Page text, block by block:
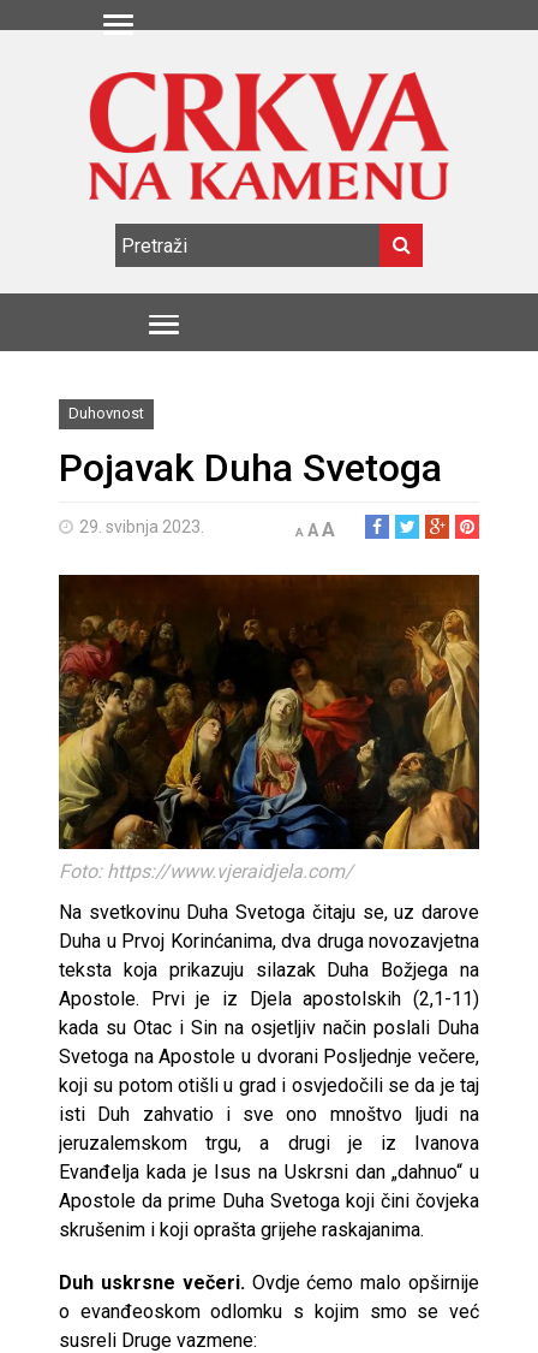
Duhovnost
Pojavak Duha Svetoga
29. svibnja 2023. A AA
Foto: https://www.vjeraidjela.com/
Na svetkovinu Duha Svetoga čitaju se, uz darove
Duha u Prvoj Korinćanima, dva druga novozavjetna
teksta koja prikazuju silazak Duha Božjega na
Apostole. Prvi je iz Djela apostolskih (2,1-11)
kada su Otac i Sin na osjetljiv način poslali Duha
Svetoga na Apostole u dvorani Posljednje večere,
koji su potom otišli u grad i osvjedočili se da je taj
isti Duh zahvatio i sve ono mnoštvo ljudi na
jeruzalemskom trgu, a drugi je iz Ivanova
Evanđelja kada je Isus na Uskrsni dan „dahnuo“ u
Apostole da prime Duha Svetoga koji čini čovjeka
skrušenim i koji oprašta grijehe raskajanima.
Duh uskrsne večeri.Ovdje ćemo malo opširnije
o evanđeoskom odlomku s kojim smo se već
susreli Druge vazmene: